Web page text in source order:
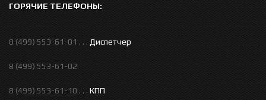
ГОРЯЧИЕ ТЕЛЕФОНЫ:
8 (499) 553-61-01 . . . Диспетчер
8 (499) 553-61-02
8 (499) 553-61-10 . . . КПП